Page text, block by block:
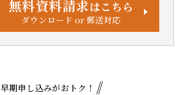
無料資料請求はこちら
ダウンロード or 郵送対応
早期申し込みがおトク！